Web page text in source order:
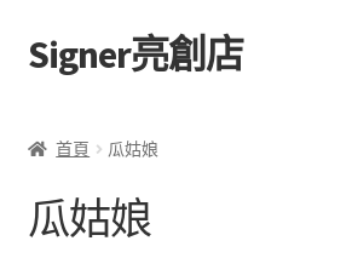
跳
至
覽
跳
至
要
容
Signer亮創店
學校選書（小學）
首頁 瓜姑娘
瓜姑娘